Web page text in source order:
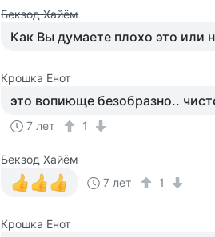
Бекзод Хайём
Как Вы думаете плохо это или
Крошка Енот
это вопиюще безобразно..
7 лет 1
Бекзод Хайём
7 лет
1
Крошка Енот